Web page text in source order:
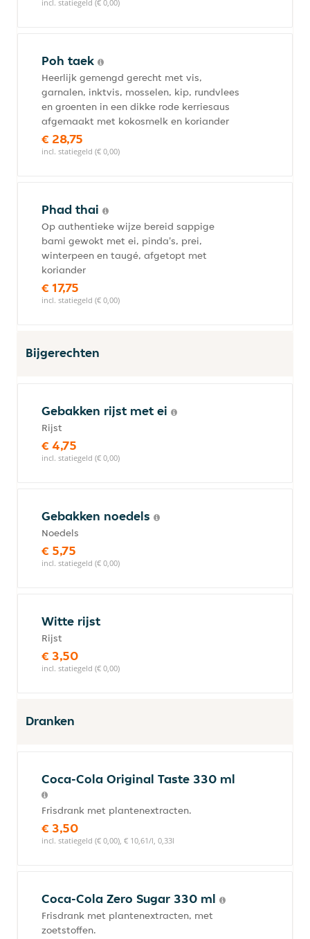
incl. statiegeld (€ 0,00)
Poh taek
Heerlijk gemengd gerecht met vis,
garnalen, inktvis, mosselen, kip, rundvlees
en groenten in een dikke rode kerriesaus
afgemaakt met kokosmelk en koriander
€ 28,75
incl. statiegeld (€ 0,00)
Phad thai
Op authentieke wijze bereid sappige
bami gewokt met ei, pinda's, prei,
winterpeen en taugé, afgetopt met
koriander
€ 17,75
incl. statiegeld (€ 0,00)
Bijgerechten
Gebakken rijst met ei
Rijst
€ 4,75
incl. statiegeld (€ 0,00)
Gebakken noedels
Noedels
€ 5,75
incl. statiegeld (€ 0,00)
Witte rijst
Rijst
€ 3,50
incl. statiegeld (€ 0,00)
Dranken
Coca-Cola Original Taste 330 ml
Frisdrank met plantenextracten.
€ 3,50
incl. statiegeld (€ 0,00), € 10,61/l, 0,33l
Coca-Cola Zero Sugar 330 ml
Frisdrank met plantenextracten, met
zoetstoffen.